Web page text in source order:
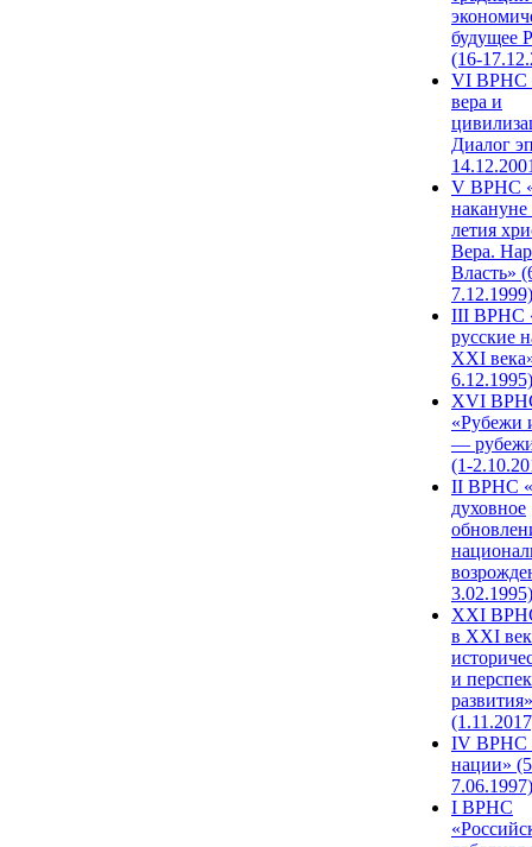
будущее
(16-
VI ВРНС
вера и
Диалог
V ВРНС
накануне
летия
Вера.
Власть»
7.12.1999)
III ВРНС
русские
XXI
6.12.1995)
XVI
«Рубежи
—
(1-
II ВРНС
духовное
3.02.1995)
XХI
в XXI
и
развития»
IV ВРНС
нации»
7.06.1997)
I ВРНС